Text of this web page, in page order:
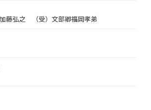
加藤弘之 （受）文部卿福岡孝弟